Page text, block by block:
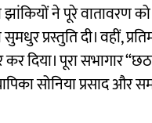
ने पूरे वातावरण
प्रस्तुति दी। वहीं,
कर दिया। पूरा सभागार
सोनिया प्रसाद